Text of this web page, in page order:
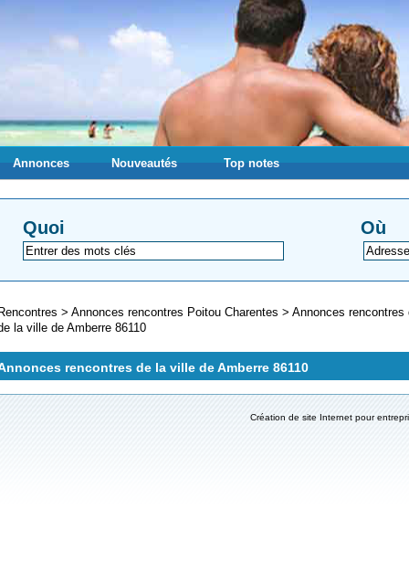
Annonces Nouveautés Top notes
Quoi Où
> Annonces rencontres Poitou Charentes > Annonces
la ville de Amberre 86110
rencontres de la ville de Amberre 86110
Création de site Internet pour